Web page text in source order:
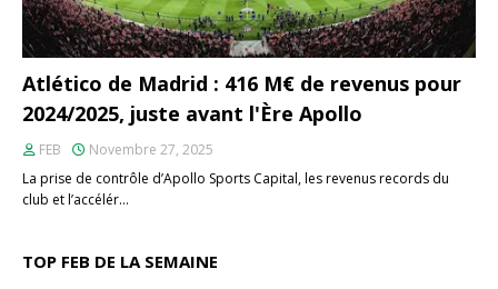
Atlético de Madrid : 416 M€ de revenus pour
2024/2025, juste avant l'Ère Apollo
FEB
Novembre 27, 2025
La prise de contrôle d’Apollo Sports Capital, les revenus records du
club et l’accélér…
TOP FEB DE LA SEMAINE